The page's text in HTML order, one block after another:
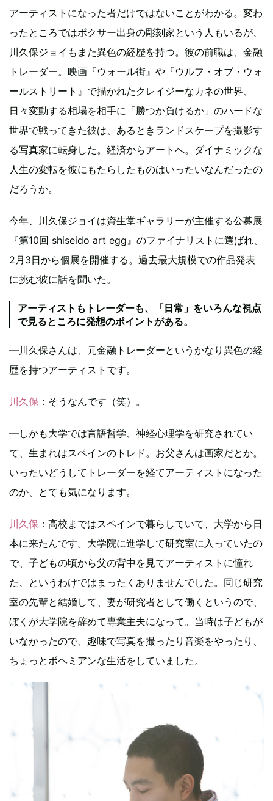
アーティストになった者だけではないことがわかる。変わ
ったところではボクサー出身の彫刻家という人もいるが、
川久保ジョイもまた異色の経歴を持つ。彼の前職は、金融
トレーダー。映画『ウォール街』や『ウルフ・オブ・ウォ
ールストリート』で描かれたクレイジーなカネの世界、
日々変動する相場を相手に「勝つか負けるか」のハードな
世界で戦ってきた彼は、あるときランドスケープを撮影す
る写真家に転身した。経済からアートへ。ダイナミックな
人生の変転を彼にもたらしたものはいったいなんだったの
だろうか。
今年、川久保ジョイは資生堂ギャラリーが主催する公募展
『第10回 shiseido art egg』のファイナリストに選ばれ、
2月3日から個展を開催する。過去最大規模での作品発表
に挑む彼に話を聞いた。
アーティストもトレーダーも、「日常」をいろんな視点
で見るところに発想のポイントがある。
―川久保さんは、元金融トレーダーというかなり異色の経
歴を持つアーティストです。
川久保 ：そうなんです（笑）。
―しかも大学では言語哲学、神経心理学を研究されてい
て、生まれはスペインのトレド。お父さんは画家だとか。
いったいどうしてトレーダーを経てアーティストになった
のか、とても気になります。
川久保 ：高校まではスペインで暮らしていて、大学から日
本に来たんです。大学院に進学して研究室に入っていたの
で、子どもの頃から父の背中を見てアーティストに憧れ
た、というわけではまったくありませんでした。同じ研究
室の先輩と結婚して、妻が研究者として働くというので、
ぼくが大学院を辞めて専業主夫になって。当時は子どもが
いなかったので、趣味で写真を撮ったり音楽をやったり、
ちょっとボヘミアンな生活をしていました。